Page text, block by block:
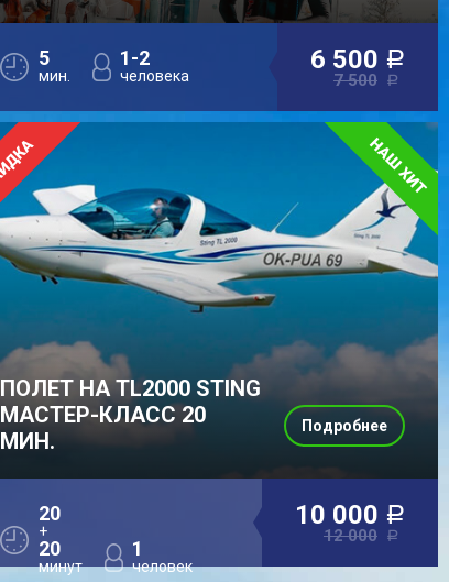
5
мин.
1-2
человека
6 500 a
7 500 a
ПОЛЕТ НА TL2000 STING
МАСТЕР-КЛАСС 20
МИН.
20
+
20
минут
1
человек
10 000 a
12 000 a
Подробнее